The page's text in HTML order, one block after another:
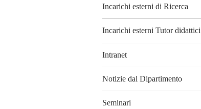
Incarichi esterni di Ricerca
Incarichi esterni Tutor didattici
Intranet
Notizie dal Dipartimento
Seminari